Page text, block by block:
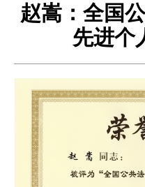
赵嵩：全国
先进个